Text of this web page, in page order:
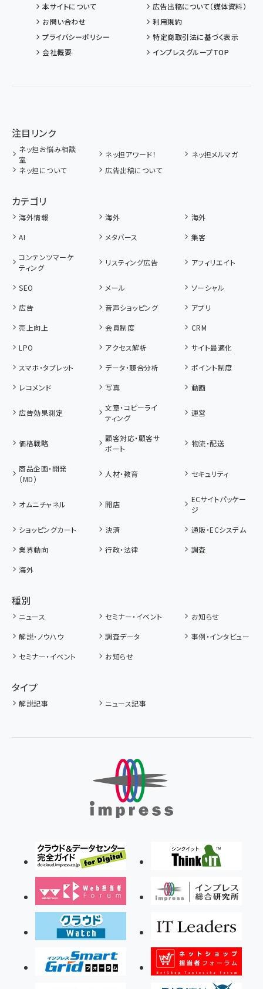
本サイトについて
広告出稿について（媒体資料）
お問い合わせ
利用規約
プライバシーポリシー
特定商取引法に基づく表示
会社概要
インプレスグループTOP
注目リンク
ネッ担お悩み相談
室
ネッ担アワード！
ネッ担メルマガ
ネッ担について
広告出稿について
カテゴリ
海外情報 海外
海外
AI
メタバース
集客
コンテンツマーケ
ティング
リスティング広告 アフィリエイト
SEO メール
ソーシャル
広告
音声ショッピング
アプリ
売上向上
会員制度
CRM
LPO
アクセス解析
サイト最適化
スマホ・タブレット
データ・競合分析
ポイント制度
レコメンド
写真 動画
広告効果測定
文章・コピーライ
ティング
運営
価格戦略
顧客対応・顧客サ
ポート
物流・配送
商品企画・開発
（MD）
人材・教育 セキュリティ
オムニチャネル 開店
ECサイトパッケー
ジ
ショッピングカート
決済
通販・ECシステム
業界動向
行政・法律
調査
海外
種別
ニュース セミナー・イベント
お知らせ
解説・ノウハウ
調査データ
事例・インタビュー
セミナー・イベント
お知らせ
タイプ
解説記事 ニュース記事